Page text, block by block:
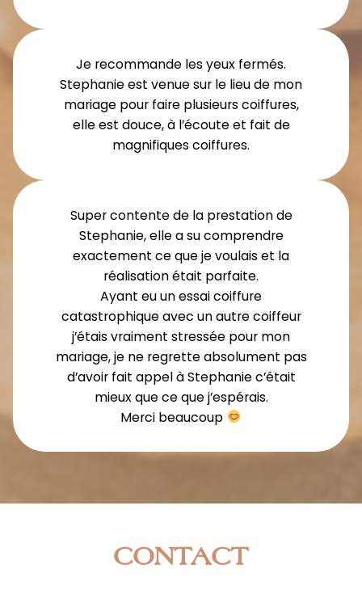
Je recommande les yeux fermés.
Stephanie est venue sur le lieu de mon
mariage pour faire plusieurs coiffures,
elle est douce, à l’écoute et fait de
magnifiques coiffures.
Super contente de la prestation de
Stephanie, elle a su comprendre
exactement ce que je voulais et la
réalisation était parfaite.
Ayant eu un essai coiffure
catastrophique avec un autre coiffeur
j’étais vraiment stressée pour mon
mariage, je ne regrette absolument pas
d’avoir fait appel à Stephanie c’était
mieux que ce que j’espérais.
Merci beaucoup
CONTACT